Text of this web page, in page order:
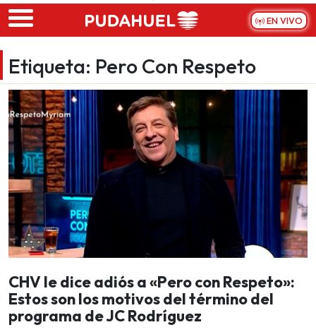
Skip to main content
EN VIVO
Etiqueta: Pero Con Respeto
CHV le dice adiós a «Pero con Respeto»:
Estos son los motivos del término del
programa de JC Rodríguez